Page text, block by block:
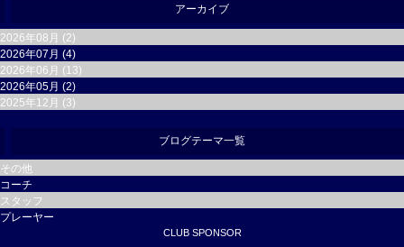
アーカイブ
2026年08月 (2)
2026年07月 (4)
2026年06月 (13)
2026年05月 (2)
2025年12月 (3)
ブログテーマ一覧
その他
コーチ
スタッフ
プレーヤー
CLUB SPONSOR